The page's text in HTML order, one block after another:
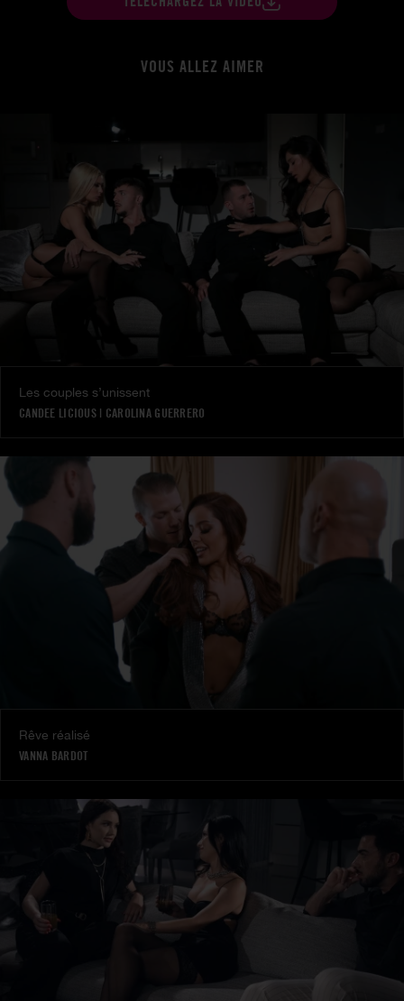
VOUS ALLEZ AIMER
Les couples s’unissent
CANDEE LICIOUS| CAROLINA GUERRERO
Rêve réalisé
VANNA BARDOT